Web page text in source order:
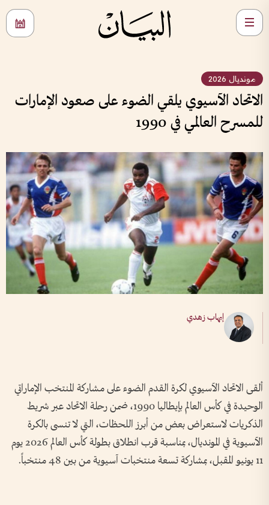
مونديال 2026
الاتحاد الآسيوي يلقي الضوء على صعود الإمارات
للمسرح العالمي في 1990
إيهاب زهدي
ألقى الاتحاد الآسيوي لكرة القدم الضوء على مشاركة المنتخب الإماراتي
الوحيدة في كأس العالم بإيطاليا 1990، ضمن رحلة الاتحاد عبر شريط
الذكريات لاستعراض بعض من أبرز اللحظات، التي لا تنسى بالكرة
الآسيوية في المونديال، بمناسبة قرب انطلاق بطولة كأس العالم 2026 يوم
11 يونيو المقبل، بمشاركة تسعة منتخبات آسيوية من بين 48 منتخباً.